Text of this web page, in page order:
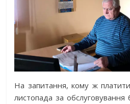
На запитання, кому ж
листопада за